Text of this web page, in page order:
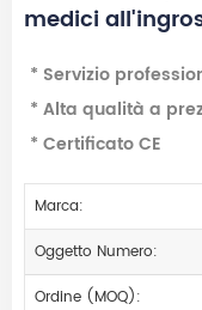
medici
* Servizio
* Alta qualità a
* Certificato CE
Marca:
Oggetto Numero:
Ordine (MOQ):